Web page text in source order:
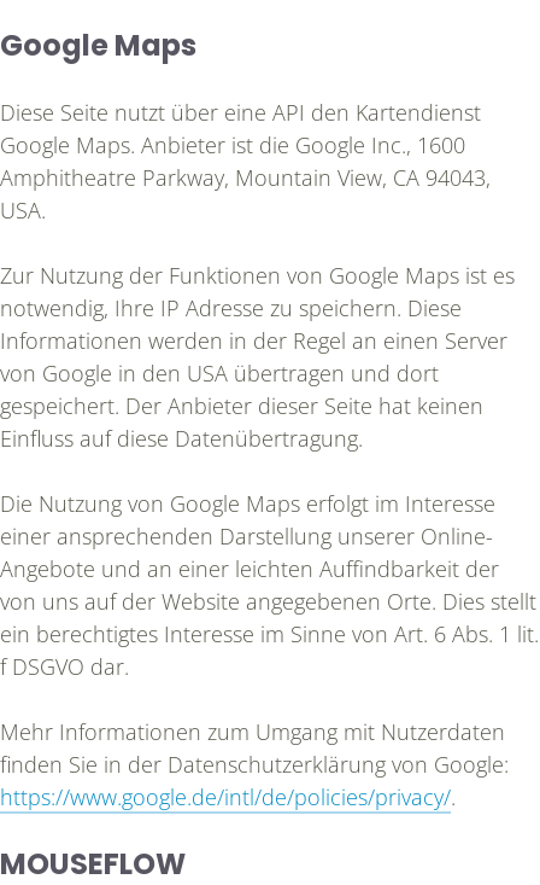
Google Maps
Diese Seite nutzt über eine API den Kartendienst
Google Maps. Anbieter ist die Google Inc., 1600
Amphitheatre Parkway, Mountain View, CA 94043,
USA.
Zur Nutzung der Funktionen von Google Maps ist es
notwendig, Ihre IP Adresse zu speichern. Diese
Informationen werden in der Regel an einen Server
von Google in den USA übertragen und dort
gespeichert. Der Anbieter dieser Seite hat keinen
Einfluss auf diese Datenübertragung.
Die Nutzung von Google Maps erfolgt im Interesse
einer ansprechenden Darstellung unserer Online-
Angebote und an einer leichten Auffindbarkeit der
von uns auf der Website angegebenen Orte. Dies stellt
ein berechtigtes Interesse im Sinne von Art. 6 Abs. 1 lit.
f DSGVO dar.
Mehr Informationen zum Umgang mit Nutzerdaten
finden Sie in der Datenschutzerklärung von Google:
https://www.google.de/intl/de/policies/privacy/.
MOUSEFLOW